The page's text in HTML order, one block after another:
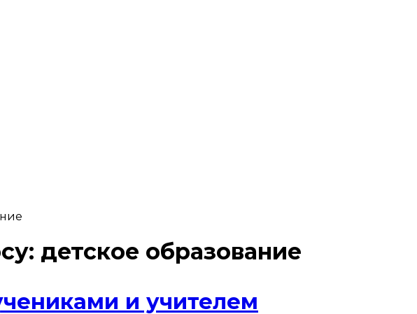
детское образование
и учителем